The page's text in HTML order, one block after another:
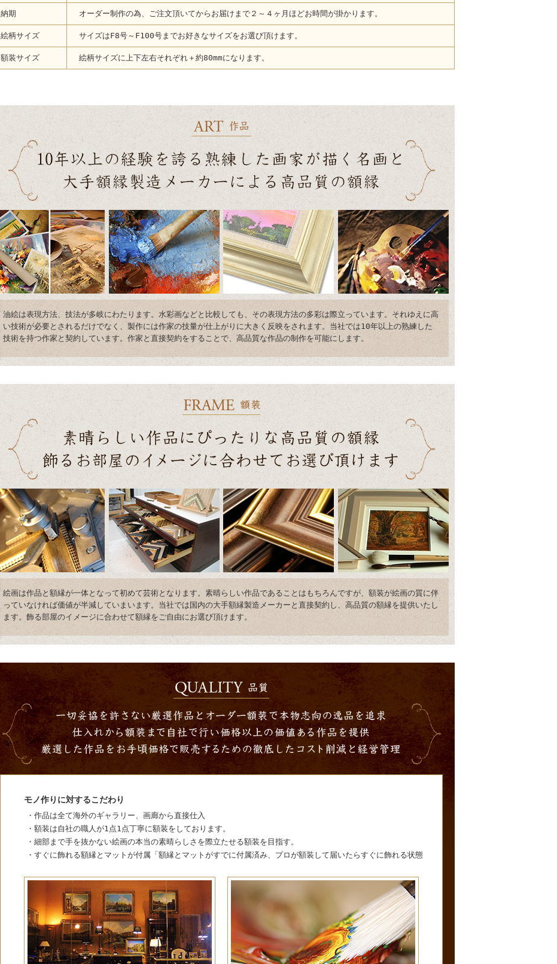
納期 オーダー制作の為、ご注文頂いてからお届けまで２～４ヶ月ほどお時間が掛かります。
絵柄サイズ サイズはF8号～F100号までお好きなサイズをお選び頂けます。
額装サイズ 絵柄サイズに上下左右それぞれ＋約80mmになります。
油絵は表現方法、技法が多岐にわたります。水彩画などと比較しても、その表現方法の多彩は際立っています。それゆえに高
い技術が必要とされるだけでなく、製作には作家の技量が仕上がりに大きく反映をされます。当社では10年以上の熟練した
技術を持つ作家と契約しています。作家と直接契約をすることで、高品質な作品の制作を可能にします。
絵画は作品と額縁が一体となって初めて芸術となります。素晴らしい作品であることはもちろんですが、額装が絵画の質に伴
っていなければ価値が半減していまいます。当社では国内の大手額縁製造メーカーと直接契約し、高品質の額縁を提供いたし
ます。飾る部屋のイメージに合わせて額縁をご自由にお選び頂けます。
モノ作りに対するこだわり
・作品は全て海外のギャラリー、画廊から直接仕入
・額装は自社の職人が1点1点丁寧に額装をしております。
・細部まで手を抜かない絵画の本当の素晴らしさを際立たせる額装を目指す。
・すぐに飾れる額縁とマットが付属「額縁とマットがすでに付属済み、プロが額装して届いたらすぐに飾れる状態